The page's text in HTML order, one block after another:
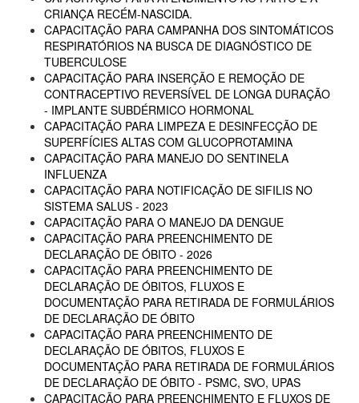
CRIANÇA RECÉM-NASCIDA.
CAPACITAÇÃO PARA CAMPANHA DOS SINTOMÁTICOS
RESPIRATÓRIOS NA BUSCA DE DIAGNÓSTICO DE
TUBERCULOSE
CAPACITAÇÃO PARA INSERÇÃO E REMOÇÃO DE
CONTRACEPTIVO REVERSÍVEL DE LONGA DURAÇÃO
- IMPLANTE SUBDÉRMICO HORMONAL
CAPACITAÇÃO PARA LIMPEZA E DESINFECÇÃO DE
SUPERFÍCIES ALTAS COM GLUCOPROTAMINA
CAPACITAÇÃO PARA MANEJO DO SENTINELA
INFLUENZA
CAPACITAÇÃO PARA NOTIFICAÇÃO DE SIFILIS NO
SISTEMA SALUS - 2023
CAPACITAÇÃO PARA O MANEJO DA DENGUE
CAPACITAÇÃO PARA PREENCHIMENTO DE
DECLARAÇÃO DE ÓBITO - 2026
CAPACITAÇÃO PARA PREENCHIMENTO DE
DECLARAÇÃO DE ÓBITOS, FLUXOS E
DOCUMENTAÇÃO PARA RETIRADA DE FORMULÁRIOS
DE DECLARAÇÃO DE ÓBITO
CAPACITAÇÃO PARA PREENCHIMENTO DE
DECLARAÇÃO DE ÓBITOS, FLUXOS E
DOCUMENTAÇÃO PARA RETIRADA DE FORMULÁRIOS
DE DECLARAÇÃO DE ÓBITO - PSMC, SVO, UPAS
CAPACITAÇÃO PARA PREENCHIMENTO E FLUXOS DE